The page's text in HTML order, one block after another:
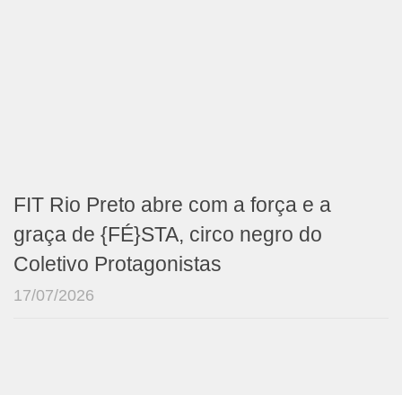
FIT Rio Preto abre com a força e a
graça de {FÉ}STA, circo negro do
Coletivo Protagonistas
17/07/2026